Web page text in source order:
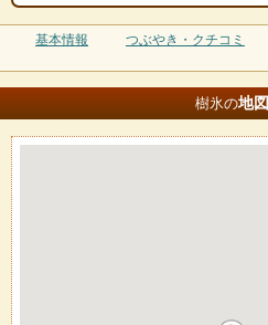
基本情報 つぶやき・クチコミ
樹氷の地図